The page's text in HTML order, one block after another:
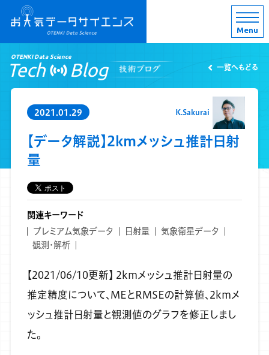
Menu
OTENKI Data Science
Tech Blog 一覧へもどる
2021.01.29 K.Sakurai
【データ解説】2kmメッシュ推計日射
量
関連キーワード
プレミアム気象データ 日射量
気象衛星データ
観測・解析
【2021/06/10更新】 2kmメッシュ推計日射量の
推定精度について、MEとRMSEの計算値、2kmメ
ッシュ推計日射量と観測値のグラフを修正しまし
た。